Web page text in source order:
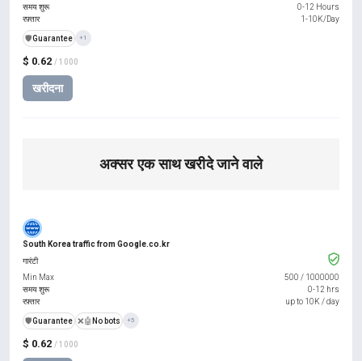
$ 0.62 / 1000
खरीदना
समय शुरू
0-12 Hours
रफ़्तार
1-10K/Day
️🛡️Guarantee +1
अक्सर एक साथ खरीदे जाने वाले
South Korea traffic from Google.co.kr
$ 0.62 / 1000
गारंटी
Min Max
500 / 1000000
समय शुरू
0-12 hrs
रफ़्तार
up to 10K / day
️🛡️Guarantee ❌🤖 No bots +5